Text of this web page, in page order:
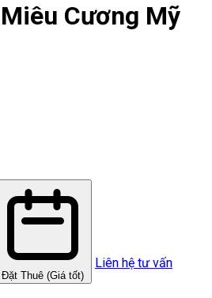
Cương Mỹ
Đặt Thuê (Giá tốt)
Liên hệ tư vấn